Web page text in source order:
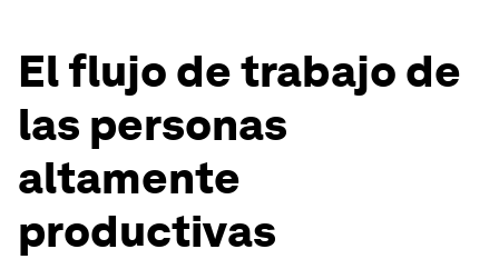
El flujo de trabajo de
las personas
altamente
productivas